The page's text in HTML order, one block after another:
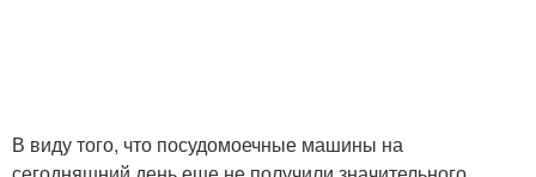
В виду того, что посудомоечные машины на